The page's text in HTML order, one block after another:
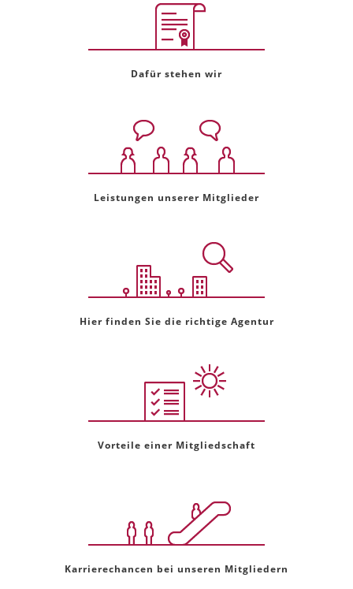
Dafür stehen wir
Leistungen unserer Mitglieder
Hier finden Sie die richtige Agentur
Vorteile einer Mitgliedschaft
Karrierechancen bei unseren Mitgliedern